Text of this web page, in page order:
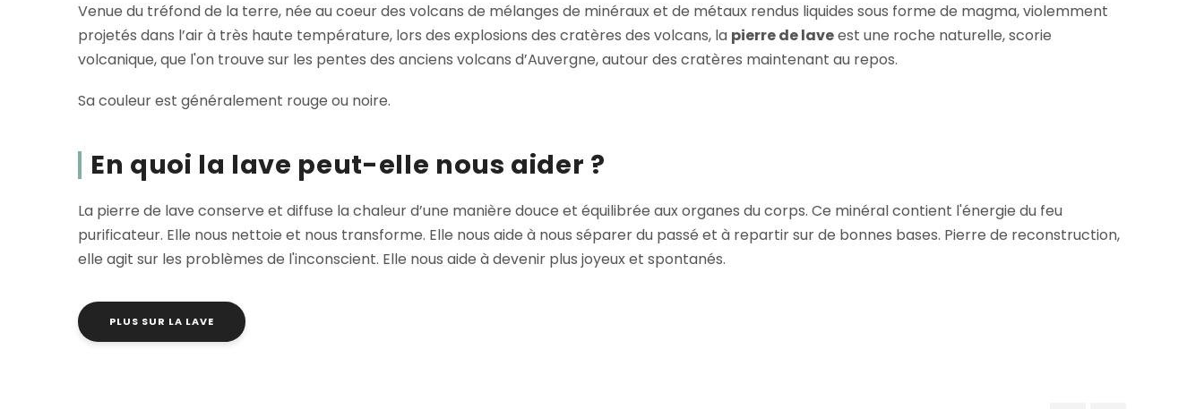
Venue du tréfond de la terre, née au coeur des volcans de mélanges de minéraux et de métaux rendus liquides sous forme de magma, violemment
projetés dans l’air à très haute température, lors des explosions des cratères des volcans, la pierre de laveest une roche naturelle, scorie
volcanique, que l'on trouve sur les pentes des anciens volcans d’Auvergne, autour des cratères maintenant au repos.
Sa couleur est généralement rouge ou noire.
En quoi la lave peut-elle nous aider ?
La pierre de lave conserve et diffuse la chaleur d’une manière douce et équilibrée aux organes du corps. Ce minéral contient l'énergie du feu
purificateur. Elle nous nettoie et nous transforme. Elle nous aide à nous séparer du passé et à repartir sur de bonnes bases. Pierre de reconstruction,
elle agit sur les problèmes de l'inconscient. Elle nous aide à devenir plus joyeux et spontanés.
PLUS SUR LA LAVE